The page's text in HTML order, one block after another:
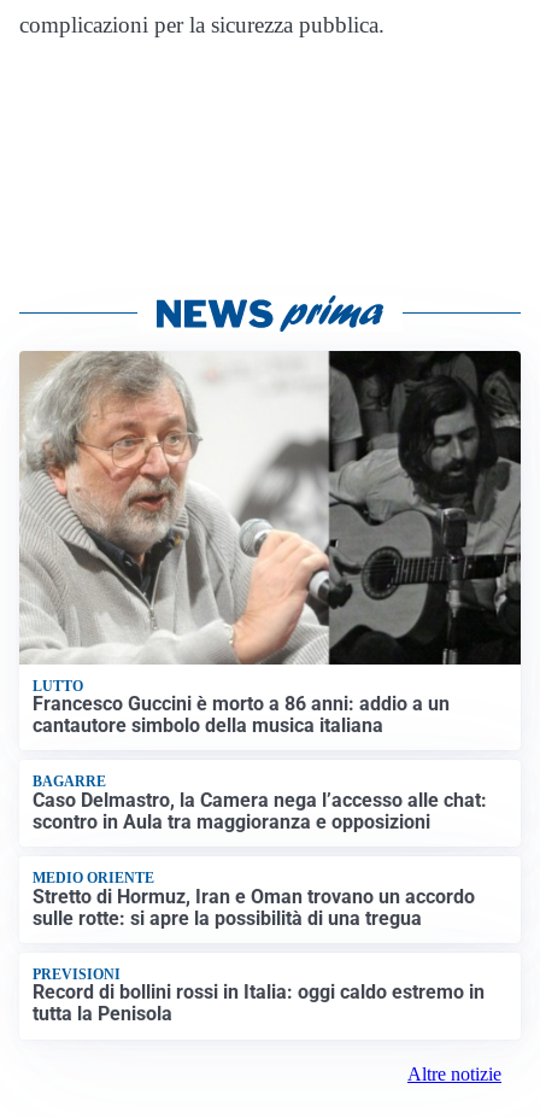
complicazioni per la sicurezza pubblica.
LUTTO
Francesco Guccini è morto a 86 anni: addio a un
cantautore simbolo della musica italiana
BAGARRE
Caso Delmastro, la Camera nega l’accesso alle chat:
scontro in Aula tra maggioranza e opposizioni
MEDIO ORIENTE
Stretto di Hormuz, Iran e Oman trovano un accordo
sulle rotte: si apre la possibilità di una tregua
PREVISIONI
Record di bollini rossi in Italia: oggi caldo estremo in
tutta la Penisola
Altre notizie